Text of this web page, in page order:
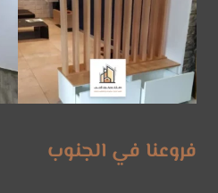
فروعنا في الجنوب